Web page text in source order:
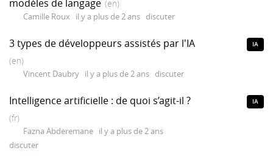
modèles de langage (en)
Camille Roux il y a plus de 2 ans discuter
3 types de développeurs assistés par l'IA
(en)
Vincent Daubry il y a plus de 2 ans discuter
IA
Intelligence artificielle : de quoi s’agit-il ?
(fr)
Fazna Abderemane il y a plus de 2 ans
discuter
IA